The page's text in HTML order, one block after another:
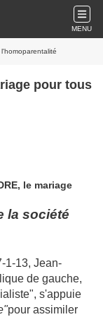
MENU
pour tous
le mariage
la société
1-13, Jean-
de gauche,
s'appuie
pour assimiler